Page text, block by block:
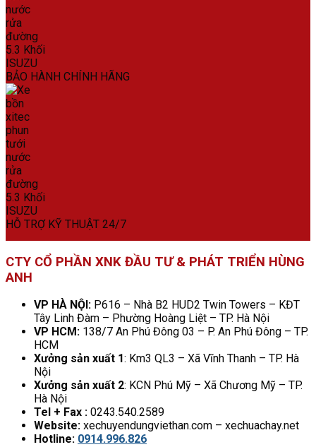
BẢO HÀNH CHÍNH HÃNG
HỖ TRỢ KỸ THUẬT 24/7
CTY CỔ PHẦN XNK ĐẦU TƯ & PHÁT TRIỂN HÙNG
ANH
VP HÀ NỘI: P616 – Nhà B2 HUD2 Twin Towers – KĐT
Tây Linh Đàm – Phường Hoàng Liệt – TP. Hà Nội
VP HCM: 138/7 An Phú Đông 03 – P. An Phú Đông – TP.
HCM
Xưởng sản xuất 1: Km3 QL3 – Xã Vĩnh Thanh – TP. Hà
Nội
Xưởng sản xuất 2: KCN Phú Mỹ – Xã Chương Mỹ – TP.
Hà Nội
Tel + Fax : 0243.540.2589
Website: xechuyendungviethan.com – xechuachay.net
Hotline: 0914.996.826